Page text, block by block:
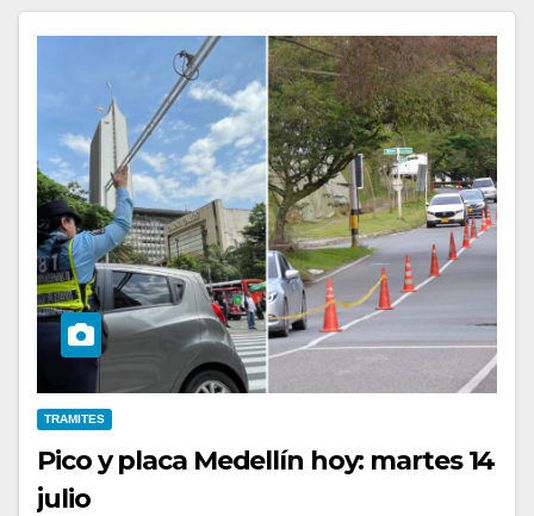
TRAMITES
Pico y placa Medellín hoy: martes 14
julio